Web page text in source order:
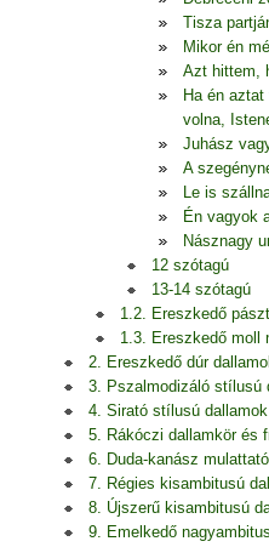
Tisza
Mikor én
Azt hittem,
Ha én
volna,
Juhász
A
Le is
Én vagyok
Násznagy
12 szótagú
13-14 szótagú
1.2. Ereszkedő
1.3. Ereszkedő moll
2. Ereszkedő dúr
3. Pszalmodizáló stílusú
4. Sirató stílusú dallamok
5. Rákóczi dallamkör és
6. Duda-kanász
7. Régies kisambitusú
8. Újszerű kisambitusú
9. Emelkedő